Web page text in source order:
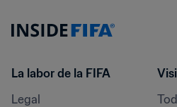
La labor de la FIFA
Legal